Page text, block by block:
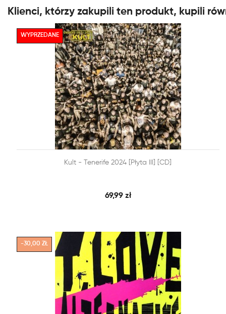
Klienci, którzy zakupili ten produkt, kupili
DODAJ DO KOSZYKA SZYBKI PODGLĄD
Kult - Tenerife 2024 [Płyta III] [CD]
69,99 zł
WYPRZEDANE
-30,00 ZŁ